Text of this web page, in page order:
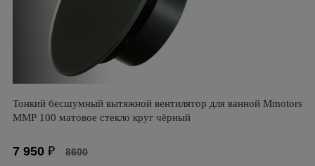
Тонкий бесшумный вытяжной вентилятор для ванной Mmotors
ММР 100 матовое стекло круг чёрный
7 950 ₽ 8600